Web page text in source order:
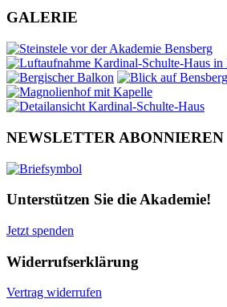
GALERIE
NEWSLETTER ABONNIEREN
Unterstützen Sie die Akademie!
Jetzt spenden
Widerrufserklärung
Vertrag widerrufen